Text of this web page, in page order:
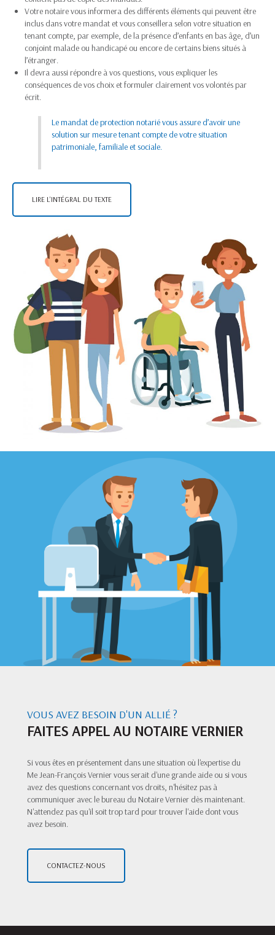
Votre notaire vous informera des différents éléments qui peuvent être
inclus dans votre mandat et vous conseillera selon votre situation en
tenant compte, par exemple, de la présence d’enfants en bas âge, d’un
conjoint malade ou handicapé ou encore de certains biens situés à
l’étranger.
Il devra aussi répondre à vos questions, vous expliquer les
conséquences de vos choix et formuler clairement vos volontés par
écrit.
Le mandat de protection notarié vous assure d’avoir une
solution sur mesure tenant compte de votre situation
patrimoniale, familiale et sociale.
LIRE L'INTÉGRAL DU TEXTE
VOUS AVEZ BESOIN D'UN ALLIÉ ?
FAITES APPEL AU NOTAIRE VERNIER
Si vous êtes en présentement dans une situation où l'expertise du
Me Jean-François Vernier vous serait d'une grande aide ou si vous
avez des questions concernant vos droits, n'hésitez pas à
communiquer avec le bureau du Notaire Vernier dès maintenant.
N'attendez pas qu'il soit trop tard pour trouver l'aide dont vous
avez besoin.
CONTACTEZ-NOUS